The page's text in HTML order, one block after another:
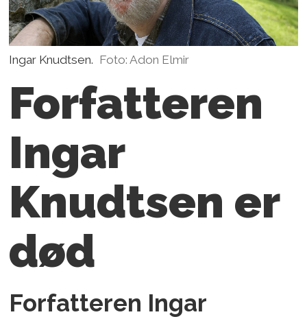
Ingar Knudtsen. Foto: Adon Elmir
Forfatteren
Ingar
Knudtsen er
død
Forfatteren Ingar